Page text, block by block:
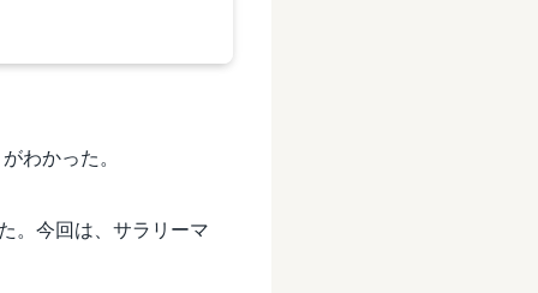
わかった。
。今回は、サラリーマ